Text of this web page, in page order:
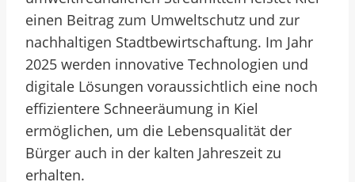
einen Beitrag zum Umweltschutz und zur
nachhaltigen Stadtbewirtschaftung. Im Jahr
2025 werden innovative Technologien und
digitale Lösungen voraussichtlich eine noch
effizientere Schneeräumung in Kiel
ermöglichen, um die Lebensqualität der
Bürger auch in der kalten Jahreszeit zu
erhalten.